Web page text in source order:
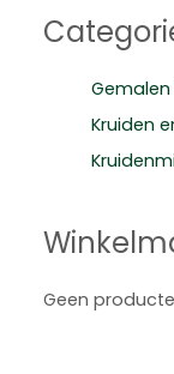
Gemalen
Kruiden
Geen